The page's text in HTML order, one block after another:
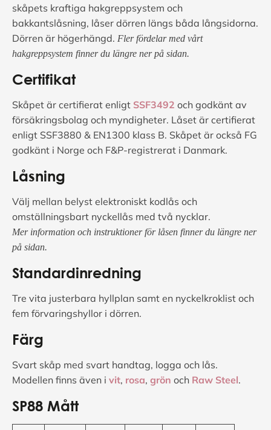
skåpets kraftiga hakgreppsystem och
bakkantslåsning, låser dörren längs båda långsidorna.
Dörren är högerhängd. Fler fördelar med vårt
hakgreppsystem finner du längre ner på sidan.
Certifikat
Skåpet är certifierat enligt SSF3492 och godkänt av
försäkringsbolag och myndigheter. Låset är certifierat
enligt SSF3880 & EN1300 klass B. Skåpet är också FG
godkänt i Norge och F&P-registrerat i Danmark.
Låsning
Välj mellan belyst elektroniskt kodlås och
omställningsbart nyckellås med två nycklar.
Mer information och instruktioner för låsen finner du längre ner
på sidan.
Standardinredning
Tre vita justerbara hyllplan samt en nyckelkroklist och
fem förvaringshyllor i dörren.
Färg
Svart skåp med svart handtag, logga och lås.
Modellen finns även i vit, rosa, grön och Raw Steel.
SP88 Mått